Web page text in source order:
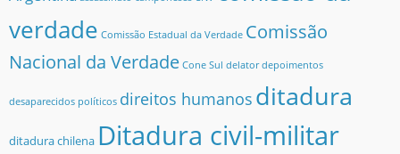
verdade Comissão Estadual da Verdade Comissão
Nacional da Verdade Cone Sul delator depoimentos
desaparecidos políticos direitos humanos ditadura
ditadura chilena Ditadura civil-militar